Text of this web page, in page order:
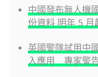
中國發布無人機
份資料 明年 5 月
英國警隊試用中
入應用 專家警